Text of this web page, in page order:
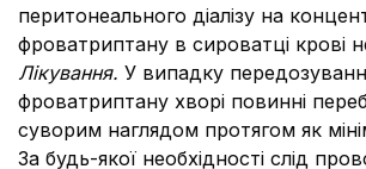
перитонеального діалізу на
фроватриптану в сироватці крові
Лікування. У випадку
фроватриптану хворі повинні
суворим наглядом протягом як
За будь-якої необхідності слід